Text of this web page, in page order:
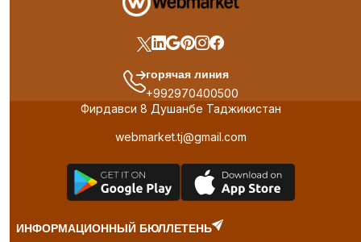
горячая линия
+992970400500
Фирдавси 8 Душанбе Таджикистан
webmarket.tj@gmail.com
ИНФОРМАЦИОННЫЙ БЮЛЛЕТЕНЬ